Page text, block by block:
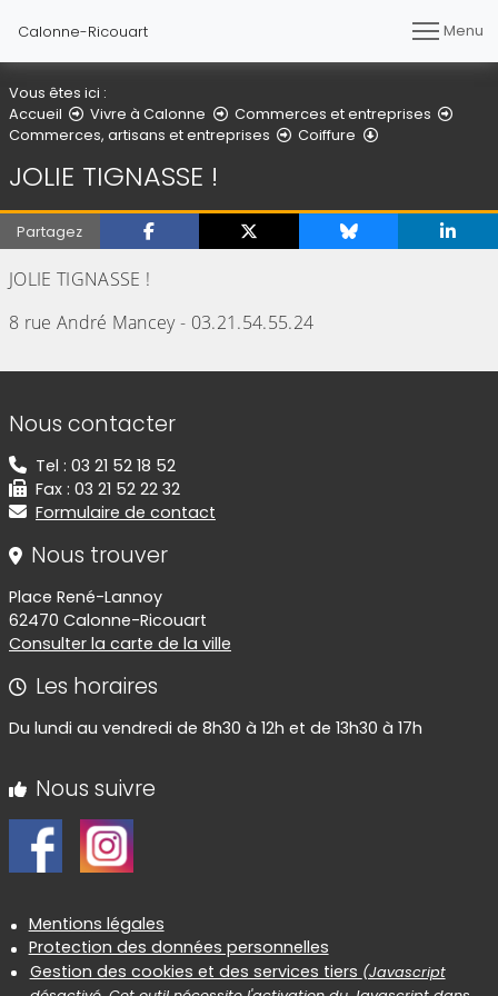
Calonne-Ricouart Menu
Vous êtes ici :
Accueil
Vivre à Calonne
Commerces et entreprises
Commerces, artisans et entreprises
Coiffure
JOLIE TIGNASSE !
Partagez
JOLIE TIGNASSE !
8 rue André Mancey - 03.21.54.55.24
Informations de contact
Nous contacter
Tel : 03 21 52 18 52
Fax : 03 21 52 22 32
Formulaire de contact
Nous trouver
Place René-Lannoy
62470 Calonne-Ricouart
Consulter la carte de la ville
Les horaires
Du lundi au vendredi de 8h30 à 12h et de 13h30 à 17h
Nous suivre
Informations réglementaires
Mentions légales
Protection des données personnelles
Gestion des cookies et des services tiers (Javascript